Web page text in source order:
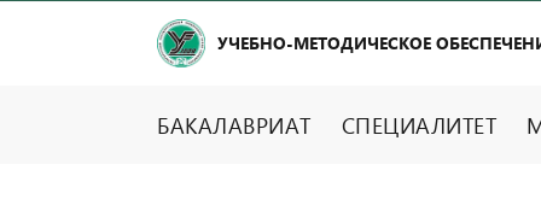
УЧЕБНО-МЕТОДИЧЕСКОЕ
БАКАЛАВРИАТ СПЕЦИАЛИТЕТ